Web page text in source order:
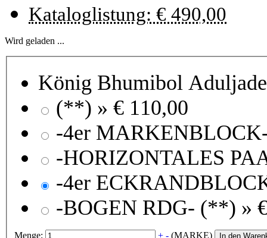
Kataloglistung: € 490,00
Wird geladen ...
König Bhumibol
(**) » € 110,00
-BOGEN RDG- (**) »
Menge: + - (MARKE) In den